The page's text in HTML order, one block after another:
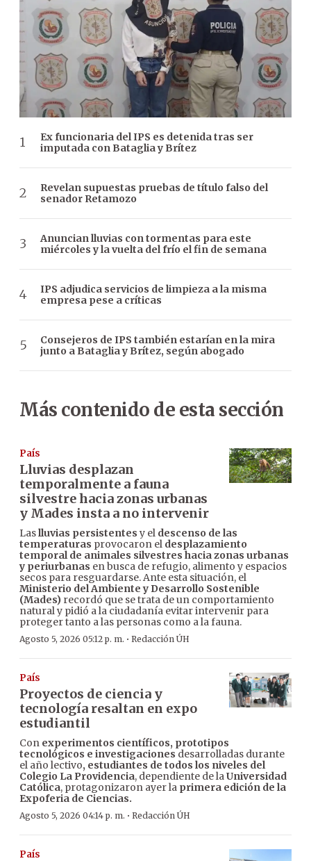
Ex funcionaria del IPS es detenida tras ser
imputada con Bataglia y Brítez
Revelan supuestas pruebas de título falso del
senador Retamozo
Anuncian lluvias con tormentas para este
miércoles y la vuelta del frío el fin de semana
IPS adjudica servicios de limpieza a la misma
empresa pese a críticas
Consejeros de IPS también estarían en la mira
junto a Bataglia y Brítez, según abogado
Más contenido de esta sección
País
Lluvias desplazan
temporalmente a fauna
silvestre hacia zonas urbanas
y Mades insta a no intervenir
Laslluvias persistentes y el descenso de las
temperaturas provocaron el desplazamiento
temporal de animales silvestres hacia zonas urbanas
y periurbanas en busca de refugio, alimento y espacios
secos para resguardarse. Ante esta situación, el
Ministerio del Ambiente y Desarrollo Sostenible
(Mades) recordó que se trata de un comportamiento
natural y pidió a la ciudadanía evitar intervenir para
proteger tanto a las personas como a la fauna.
Agosto 5, 2026 05:12 p. m. · Redacción ÚH
País
Proyectos de ciencia y
tecnología resaltan en expo
estudiantil
Con experimentos científicos, prototipos
tecnológicos e investigaciones desarrolladas durante
el año lectivo, estudiantes de todos los niveles del
Colegio La Providencia, dependiente de laUniversidad
Católica, protagonizaron ayer la primera edición de la
Expoferia de Ciencias.
Agosto 5, 2026 04:14 p. m. · Redacción ÚH
País